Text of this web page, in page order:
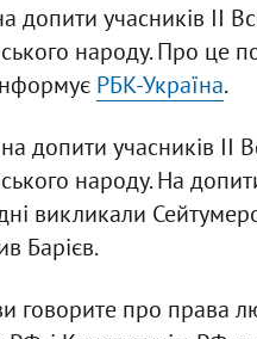
учасників II
народу. Про це
РБК-Україна.
допити учасників II
народу. На
викликали
Барієв.
говорите про права